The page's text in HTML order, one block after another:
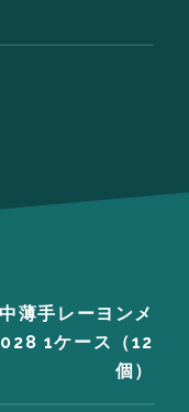
薄手レーヨンメ
1ケース（12
個）